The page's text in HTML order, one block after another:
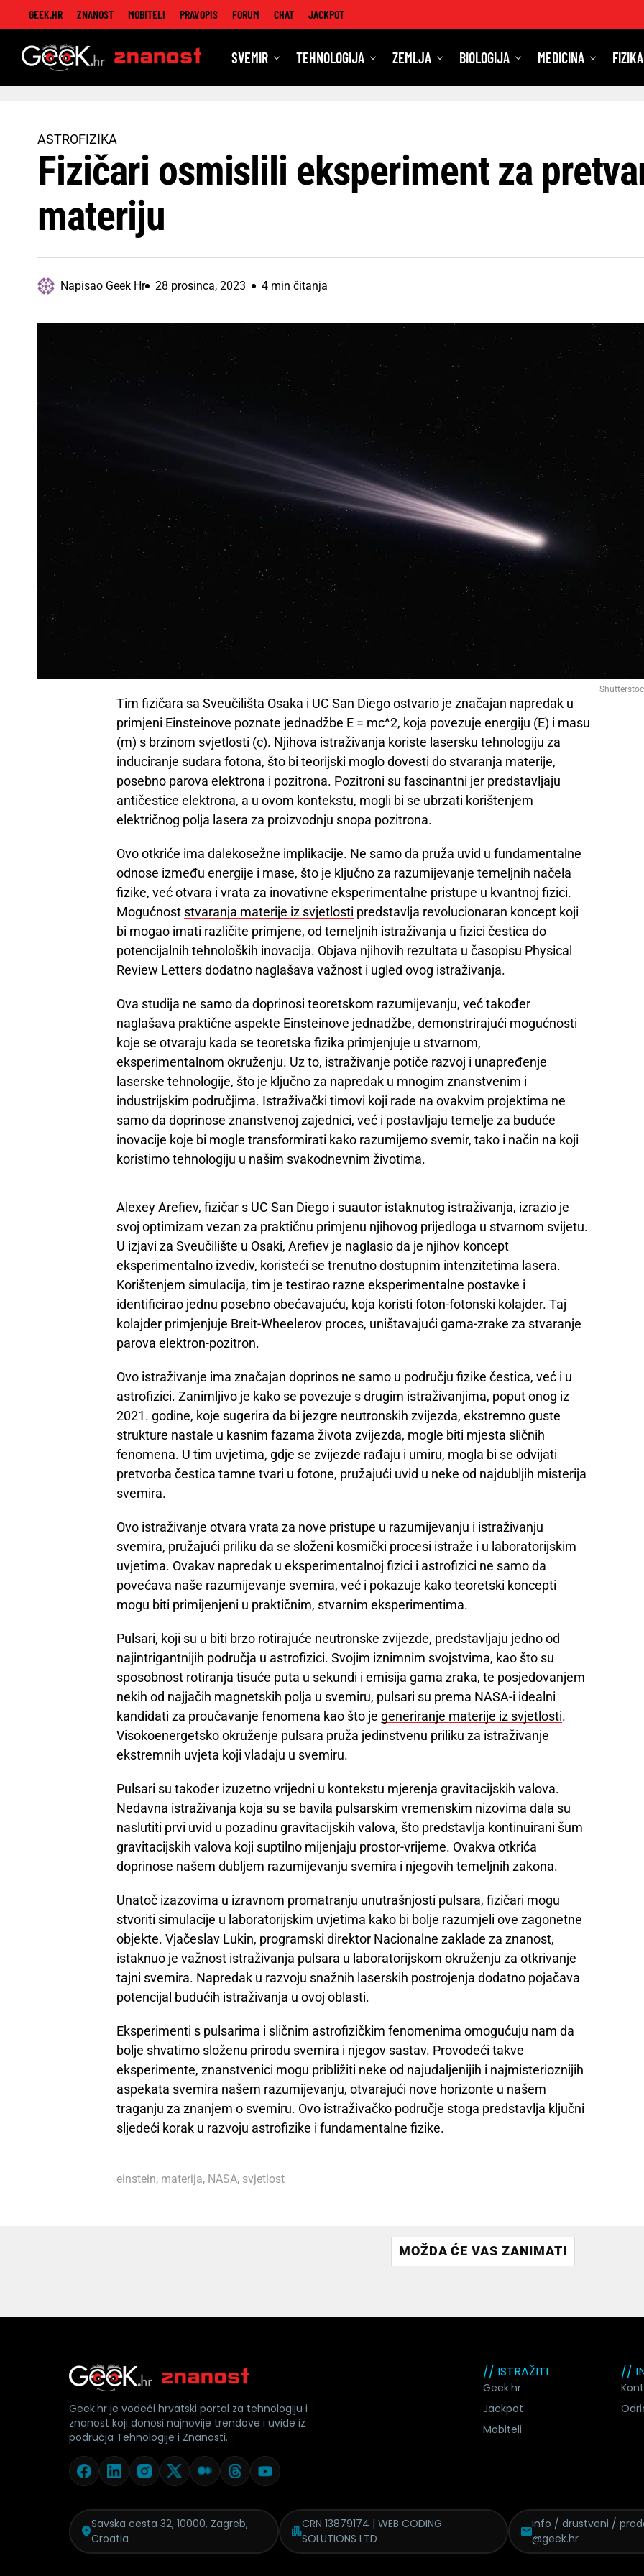
GEEK.HR ZNANOST MOBITELI PRAVOPIS FORUM CHAT JACKPOT
Znanost
SVEMIR TEHNOLOGIJA ZEMLJA BIOLOGIJA MEDICINA
ASTROFIZIKA
Fizičari osmislili eksperiment za
materiju
Napisao Geek Hr 28 prosinca, 2023 4 min čitanja
Tim fizičara sa Sveučilišta Osaka i UC San Diego ostvario je značajan napredak u
primjeni Einsteinove poznate jednadžbe E = mc^2, koja povezuje energiju (E) i masu
(m) s brzinom svjetlosti (c). Njihova istraživanja koriste lasersku tehnologiju za
induciranje sudara fotona, što bi teorijski moglo dovesti do stvaranja materije,
posebno parova elektrona i pozitrona. Pozitroni su fascinantni jer predstavljaju
antičestice elektrona, a u ovom kontekstu, mogli bi se ubrzati korištenjem
električnog polja lasera za proizvodnju snopa pozitrona.
Ovo otkriće ima dalekosežne implikacije. Ne samo da pruža uvid u fundamentalne
odnose između energije i mase, što je ključno za razumijevanje temeljnih načela
fizike, već otvara i vrata za inovativne eksperimentalne pristupe u kvantnoj fizici.
Mogućnost stvaranja materije iz svjetlosti predstavlja revolucionaran koncept koji
bi mogao imati različite primjene, od temeljnih istraživanja u fizici čestica do
potencijalnih tehnoloških inovacija. Objava njihovih rezultata u časopisu Physical
Review Letters dodatno naglašava važnost i ugled ovog istraživanja.
Ova studija ne samo da doprinosi teoretskom razumijevanju, već također
naglašava praktične aspekte Einsteinove jednadžbe, demonstrirajući mogućnosti
koje se otvaraju kada se teoretska fizika primjenjuje u stvarnom,
eksperimentalnom okruženju. Uz to, istraživanje potiče razvoj i unapređenje
laserske tehnologije, što je ključno za napredak u mnogim znanstvenim i
industrijskim područjima. Istraživački timovi koji rade na ovakvim projektima ne
samo da doprinose znanstvenoj zajednici, već i postavljaju temelje za buduće
inovacije koje bi mogle transformirati kako razumijemo svemir, tako i način na koji
koristimo tehnologiju u našim svakodnevnim životima.
Alexey Arefiev, fizičar s UC San Diego i suautor istaknutog istraživanja, izrazio je
svoj optimizam vezan za praktičnu primjenu njihovog prijedloga u stvarnom svijetu.
U izjavi za Sveučilište u Osaki, Arefiev je naglasio da je njihov koncept
eksperimentalno izvediv, koristeći se trenutno dostupnim intenzitetima lasera.
Korištenjem simulacija, tim je testirao razne eksperimentalne postavke i
identificirao jednu posebno obećavajuću, koja koristi foton-fotonski kolajder. Taj
kolajder primjenjuje Breit-Wheelerov proces, uništavajući gama-zrake za stvaranje
parova elektron-pozitron.
Ovo istraživanje ima značajan doprinos ne samo u području fizike čestica, već i u
astrofizici. Zanimljivo je kako se povezuje s drugim istraživanjima, poput onog iz
2021. godine, koje sugerira da bi jezgre neutronskih zvijezda, ekstremno guste
strukture nastale u kasnim fazama života zvijezda, mogle biti mjesta sličnih
fenomena. U tim uvjetima, gdje se zvijezde rađaju i umiru, mogla bi se odvijati
pretvorba čestica tamne tvari u fotone, pružajući uvid u neke od najdubljih misterija
svemira.
Ovo istraživanje otvara vrata za nove pristupe u razumijevanju i istraživanju
svemira, pružajući priliku da se složeni kosmički procesi istraže i u laboratorijskim
uvjetima. Ovakav napredak u eksperimentalnoj fizici i astrofizici ne samo da
povećava naše razumijevanje svemira, već i pokazuje kako teoretski koncepti
mogu biti primijenjeni u praktičnim, stvarnim eksperimentima.
Pulsari, koji su u biti brzo rotirajuće neutronske zvijezde, predstavljaju jedno od
najintrigantnijih područja u astrofizici. Svojim iznimnim svojstvima, kao što su
sposobnost rotiranja tisuće puta u sekundi i emisija gama zraka, te posjedovanjem
nekih od najjačih magnetskih polja u svemiru, pulsari su prema NASA-i idealni
kandidati za proučavanje fenomena kao što je generiranje materije iz svjetlosti.
Visokoenergetsko okruženje pulsara pruža jedinstvenu priliku za istraživanje
ekstremnih uvjeta koji vladaju u svemiru.
Pulsari su također izuzetno vrijedni u kontekstu mjerenja gravitacijskih valova.
Nedavna istraživanja koja su se bavila pulsarskim vremenskim nizovima dala su
naslutiti prvi uvid u pozadinu gravitacijskih valova, što predstavlja kontinuirani šum
gravitacijskih valova koji suptilno mijenjaju prostor-vrijeme. Ovakva otkrića
doprinose našem dubljem razumijevanju svemira i njegovih temeljnih zakona.
Unatoč izazovima u izravnom promatranju unutrašnjosti pulsara, fizičari mogu
stvoriti simulacije u laboratorijskim uvjetima kako bi bolje razumjeli ove zagonetne
objekte. Vjačeslav Lukin, programski direktor Nacionalne zaklade za znanost,
istaknuo je važnost istraživanja pulsara u laboratorijskom okruženju za otkrivanje
tajni svemira. Napredak u razvoju snažnih laserskih postrojenja dodatno pojačava
potencijal budućih istraživanja u ovoj oblasti.
Eksperimenti s pulsarima i sličnim astrofizičkim fenomenima omogućuju nam da
bolje shvatimo složenu prirodu svemira i njegov sastav. Provodeći takve
eksperimente, znanstvenici mogu približiti neke od najudaljenijih i najmisterioznijih
aspekata svemira našem razumijevanju, otvarajući nove horizonte u našem
traganju za znanjem o svemiru. Ovo istraživačko područje stoga predstavlja ključni
sljedeći korak u razvoju astrofizike i fundamentalne fizike.
einstein, materija, NASA, svjetlost
MOŽDA ĆE VAS ZANIMATI
// ISTRAŽITI
Geek.hr
Jackpot
Mobiteli
//
Geek.hr je vodeći hrvatski portal za tehnologiju i
znanost koji donosi najnovije trendove i uvide iz
područja Tehnologije i Znanosti.
Savska cesta 32, 10000, Zagreb,
Croatia
CRN 13879174 | WEB CODING
SOLUTIONS LTD
info / drustveni /
@geek.hr